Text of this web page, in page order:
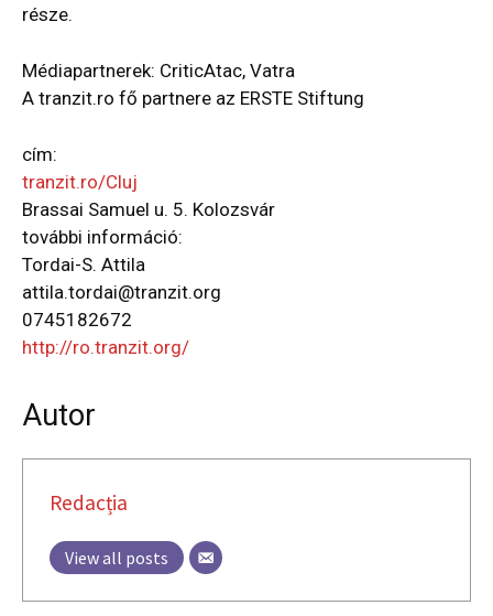
része.
Médiapartnerek: CriticAtac, Vatra
A tranzit.ro fő partnere az ERSTE Stiftung
cím:
tranzit.ro/Cluj
Brassai Samuel u. 5. Kolozsvár
további információ:
Tordai-S. Attila
attila.tordai@tranzit.org
0745182672
http://ro.tranzit.org/
Autor
Redacția
View all posts